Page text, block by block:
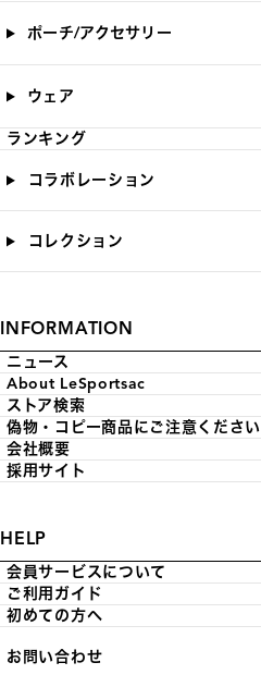
ポーチ/アクセサリー
ウェア
ランキング
コラボレーション
コレクション
INFORMATION
ニュース
About LeSportsac
ストア検索
偽物・コピー商品にご注意ください
会社概要
採用サイト
HELP
会員サービスについて
ご利用ガイド
初めての方へ
お問い合わせ